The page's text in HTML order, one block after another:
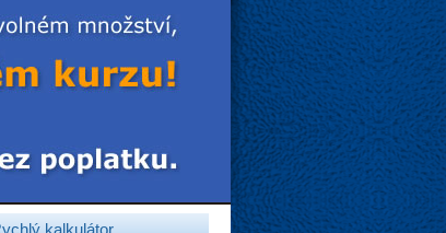
kalkulátor